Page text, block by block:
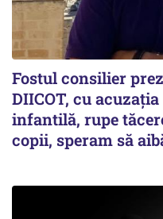
Fostul consilier
DIICOT, cu
infantilă, rupe
copii, speram să